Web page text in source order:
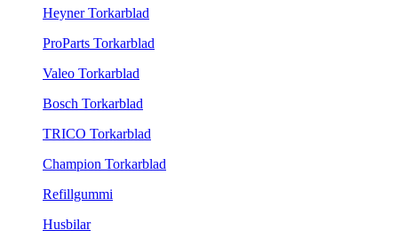
Heyner Torkarblad
ProParts Torkarblad
Valeo Torkarblad
Bosch Torkarblad
TRICO Torkarblad
Champion Torkarblad
Refillgummi
Husbilar